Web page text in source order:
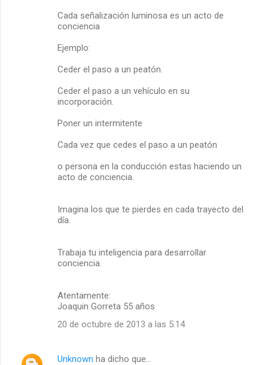
Cada señalización luminosa es un acto de
conciencia
Ejemplo:
Ceder el paso a un peatón.
Ceder el paso a un vehículo en su
incorporación.
Poner un intermitente
Cada vez que cedes el paso a un peatón
o persona en la conducción estas haciendo un
acto de conciencia.
Imagina los que te pierdes en cada trayecto del
día.
Trabaja tu inteligencia para desarrollar
conciencia.
Atentamente:
Joaquin Gorreta 55 años
20 de octubre de 2013 a las 5:14
Unknown ha dicho que…